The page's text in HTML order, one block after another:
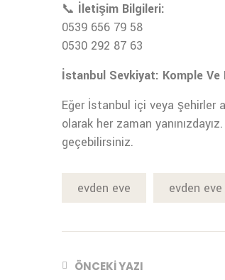
📞 İletişim Bilgileri:
0539 656 79 58
0530 292 87 63
İstanbul Sevkiyat: Komple Ve
Eğer İstanbul içi veya şehirler
olarak her zaman
geçebilirsiniz.
evden eve evden
ÖNCEKI YAZI